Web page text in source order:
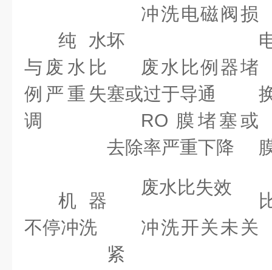
纯水
与废水比
例严重失
调
冲洗电磁阀损
坏
废水比例器堵
塞或过于导通
RO 膜堵塞或
去除率严重下降
机器
不停冲洗
废水比失效
冲洗开关未关
紧